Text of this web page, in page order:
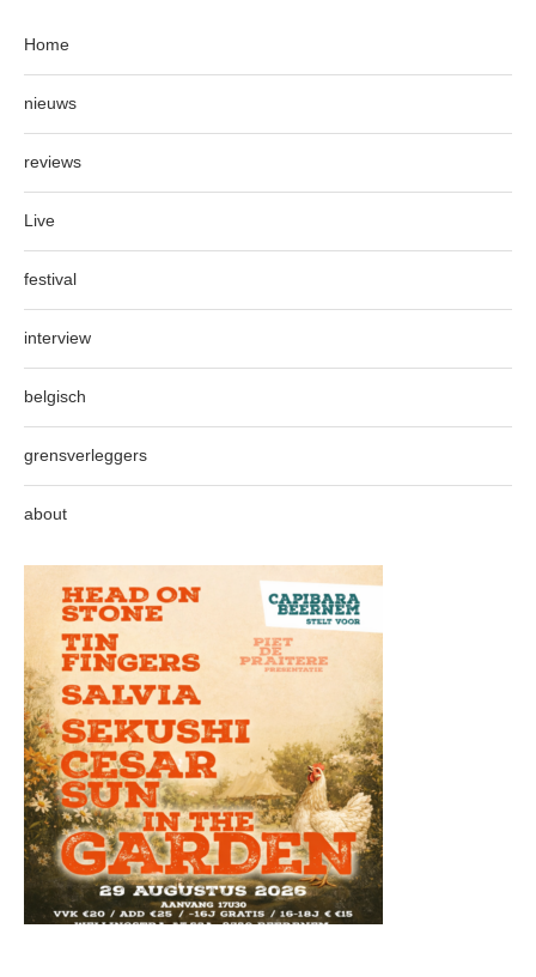
Home
nieuws
reviews
Live
festival
interview
belgisch
grensverleggers
about